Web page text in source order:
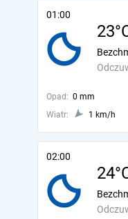
01:00
Opad: 0 mm
Wiatr:
1 km/h
02:00